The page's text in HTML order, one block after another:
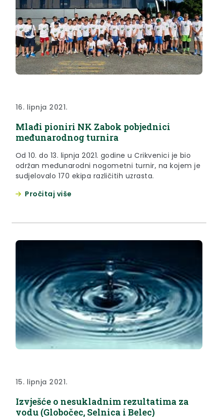
16. lipnja 2021.
Mlađi pioniri NK Zabok pobjednici
međunarodnog turnira
Od 10. do 13. lipnja 2021. godine u Crikvenici je bio
održan međunarodni nogometni turnir, na kojem je
sudjelovalo 170 ekipa različitih uzrasta.
Pročitaj više
15. lipnja 2021.
Izvješće o nesukladnim rezultatima za
vodu (Globočec, Selnica i Belec)